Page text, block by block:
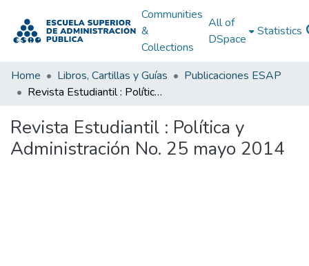
Communities
&
Collections
All of
DSpace
Statistics
Home Libros, Cartillas y Guías
Publicaciones ESAP
Revista Estudiantil : Política y Administración No. 25 mayo 2014
Revista Estudiantil : Política y
Administración No. 25 mayo 2014